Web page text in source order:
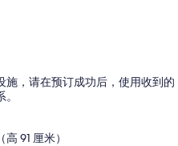
施，请在预订成功后，使用收到的
91 厘米）